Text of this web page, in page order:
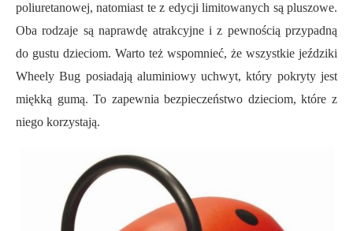
poliuretanowej, natomiast te z edycji limitowanych są pluszowe.
Oba rodzaje są naprawdę atrakcyjne i z pewnością przypadną
do gustu dzieciom. Warto też wspomnieć, że wszystkie jeździki
Wheely Bug posiadają aluminiowy uchwyt, który pokryty jest
miękką gumą. To zapewnia bezpieczeństwo dzieciom, które z
niego korzystają.